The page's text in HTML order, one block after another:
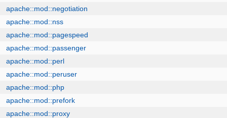
apache::mod::negotiation
apache::mod::nss
apache::mod::pagespeed
apache::mod::passenger
apache::mod::perl
apache::mod::peruser
apache::mod::php
apache::mod::prefork
apache::mod::proxy